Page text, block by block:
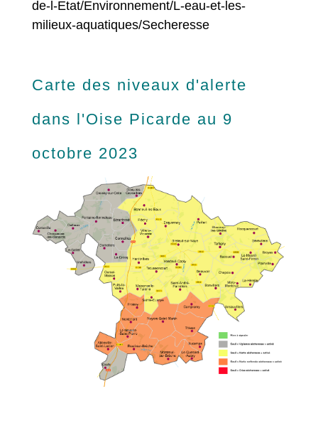
de-l-Etat/Environnement/L-eau-et-les-
milieux-aquatiques/Secheresse
Carte des niveaux d'alerte
dans l'Oise Picarde au 9
octobre 2023